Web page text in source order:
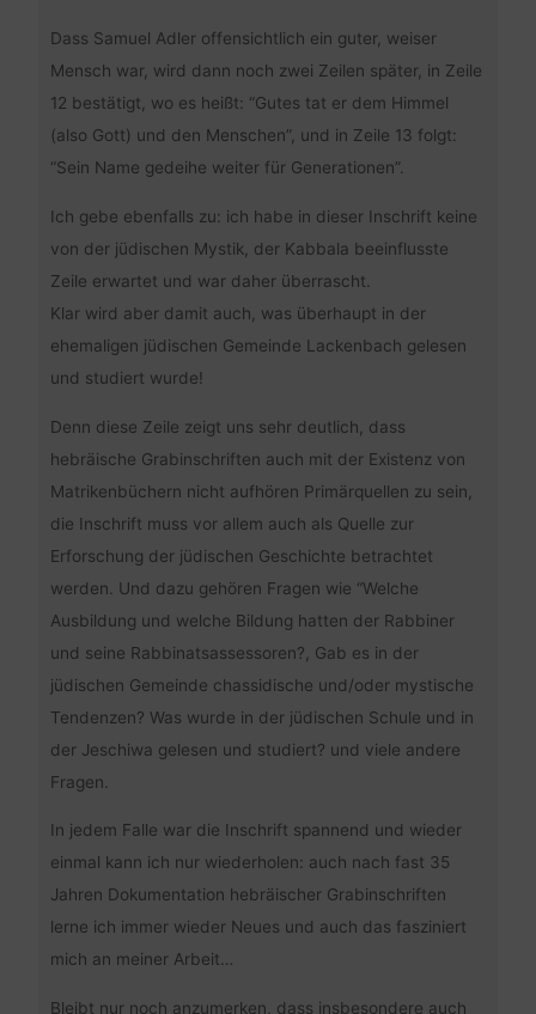
Dass Samuel Adler offensichtlich ein guter, weiser
Mensch war, wird dann noch zwei Zeilen später, in Zeile
12 bestätigt, wo es heißt: “Gutes tat er dem Himmel
(also Gott) und den Menschen”, und in Zeile 13 folgt:
“Sein Name gedeihe weiter für Generationen”.
Ich gebe ebenfalls zu: ich habe in dieser Inschrift keine
von der jüdischen Mystik, der Kabbala beeinflusste
Zeile erwartet und war daher überrascht.
Klar wird aber damit auch, was überhaupt in der
ehemaligen jüdischen Gemeinde Lackenbach gelesen
und studiert wurde!
Denn diese Zeile zeigt uns sehr deutlich, dass
hebräische Grabinschriften auch mit der Existenz von
Matrikenbüchern nicht aufhören Primärquellen zu sein,
die Inschrift muss vor allem auch als Quelle zur
Erforschung der jüdischen Geschichte betrachtet
werden. Und dazu gehören Fragen wie “Welche
Ausbildung und welche Bildung hatten der Rabbiner
und seine Rabbinatsassessoren?, Gab es in der
jüdischen Gemeinde chassidische und/oder mystische
Tendenzen? Was wurde in der jüdischen Schule und in
der Jeschiwa gelesen und studiert? und viele andere
Fragen.
In jedem Falle war die Inschrift spannend und wieder
einmal kann ich nur wiederholen: auch nach fast 35
Jahren Dokumentation hebräischer Grabinschriften
lerne ich immer wieder Neues und auch das fasziniert
mich an meiner Arbeit…
Bleibt nur noch anzumerken, dass insbesondere auch